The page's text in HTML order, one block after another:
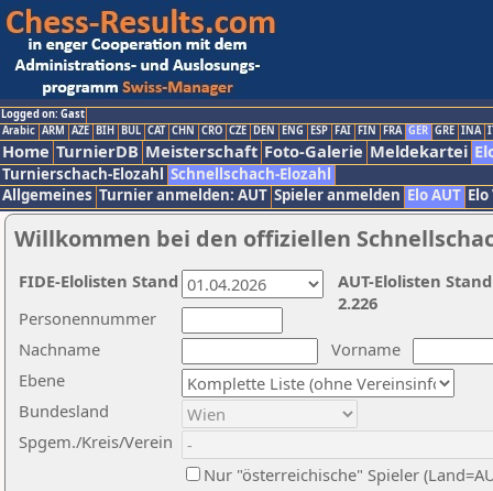
Logged on: Gast
Arabic ARM AZE BIH BUL CAT CHN CRO CZE DEN ENG ESP FAI FIN FRA GER GRE INA
Home TurnierDB Meisterschaft Foto-Galerie Meldekartei
Turnierschach-Elozahl Schnellschach-Elozahl
Allgemeines Turnier anmelden: AUT Spieler anmelden Elo AUT
Willkommen bei den offiziellen
Nachname
Vorname
Ebene
Personennummer
Bundesland
Spgem./Kreis/Verein
Nur "österreichische" Spieler
AUT-Elolisten
2.226
FIDE-Elolisten Stand